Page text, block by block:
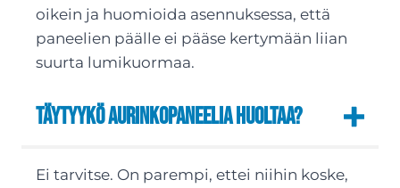
oikein ja huomioida asennuksessa, että
paneelien päälle ei pääse kertymään liian
suurta lumikuormaa.
Täytyykö aurinkopaneelia huoltaa?
Ei tarvitse. On parempi, ettei niihin koske,